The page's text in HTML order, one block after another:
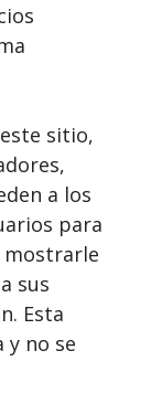
sitio,
a los
para
mostrarle
sus
Esta
y no se